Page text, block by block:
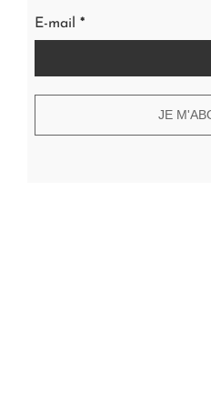
E-mail *